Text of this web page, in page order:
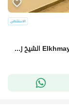
شقة للإيجار بالتكيفات أول سكن كمباوند الخمائل Elkhmayel الشيخ زايد Zayed